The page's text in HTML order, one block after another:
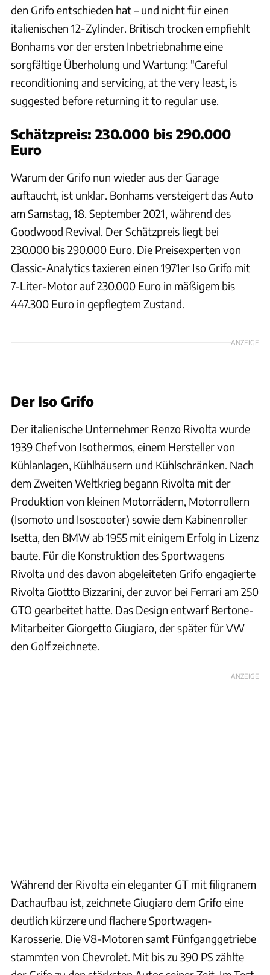
den Grifo entschieden hat – und nicht für einen
italienischen 12-Zylinder. Britisch trocken empfiehlt
Bonhams vor der ersten Inbetriebnahme eine
sorgfältige Überholung und Wartung: "Careful
reconditioning and servicing, at the very least, is
suggested before returning it to regular use.
Schätzpreis: 230.000 bis 290.000
Euro
Warum der Grifo nun wieder aus der Garage
auftaucht, ist unklar. Bonhams versteigert das Auto
am Samstag, 18. September 2021, während des
Goodwood Revival. Der Schätzpreis liegt bei
230.000 bis 290.000 Euro. Die Preisexperten von
Classic-Analytics taxieren einen 1971er Iso Grifo mit
7-Liter-Motor auf 230.000 Euro in mäßigem bis
447.300 Euro in gepflegtem Zustand.
ANZEIGE
Der Iso Grifo
Der italienische Unternehmer Renzo Rivolta wurde
1939 Chef von Isothermos, einem Hersteller von
Kühlanlagen, Kühlhäusern und Kühlschränken. Nach
dem Zweiten Weltkrieg begann Rivolta mit der
Produktion von kleinen Motorrädern, Motorrollern
(Isomoto und Isoscooter) sowie dem Kabinenroller
Isetta, den BMW ab 1955 mit einigem Erfolg in Lizenz
baute. Für die Konstruktion des Sportwagens
Rivolta und des davon abgeleiteten Grifo engagierte
Rivolta Giottto Bizzarini, der zuvor bei Ferrari am 250
GTO gearbeitet hatte. Das Design entwarf Bertone-
Mitarbeiter Giorgetto Giugiaro, der später für VW
den Golf zeichnete.
ANZEIGE
Während der Rivolta ein eleganter GT mit filigranem
Dachaufbau ist, zeichnete Giugiaro dem Grifo eine
deutlich kürzere und flachere Sportwagen-
Karosserie. Die V8-Motoren samt Fünfganggetriebe
stammten von Chevrolet. Mit bis zu 390 PS zählte